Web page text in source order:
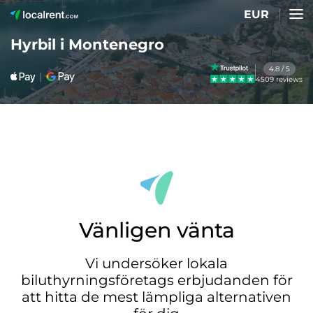
EUR
Hyrbil i Montenegro
4.8 / 5
4509 reviews
Vänligen vänta
Vi undersöker lokala
biluthyrningsföretags erbjudanden för
att hitta de mest lämpliga alternativen